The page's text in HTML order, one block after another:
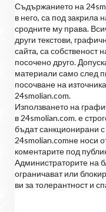
Съдържанието на
в него, са под закрила
сродните му права.
други текстови,
сайта, са собственост
посочено друго.
материали само след
посочване на
24smolian.com.
Използването на
в 24smolian.com. е
бъдат санкционирани с
24smolian.comне носи
коментарите под
Администраторите на
ограничават или
ви за толерантност и